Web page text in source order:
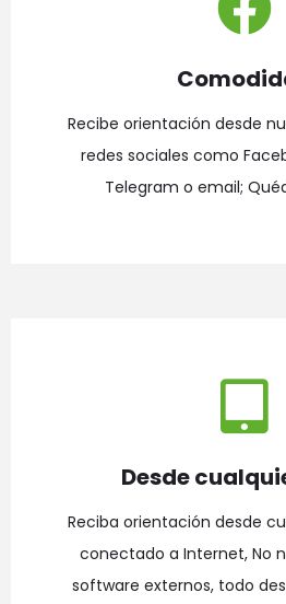
Recibe orientación desde
redes sociales como
Telegram o email;
Desde
Reciba orientación desde
conectado a Internet, No
software externos, todo